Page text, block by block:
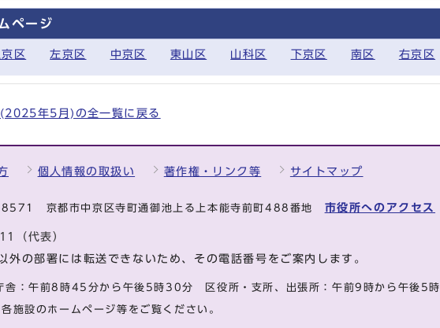
ページ
京区 左京区 中京区 東山区 山科区 下京区 南区 右京区
年5月)の全一覧に戻る
個人情報の取扱い 著作権・リンク等 サイトマップ
京都市中京区寺町通御池上る上本能寺前町488番地 市役所へのアクセス
（代表）
外の部署には転送できないため、その電話番号をご案内します。
舎：午前8時45分から午後5時30分 区役所・支所、出張所：午前9時から午後5時
施設のホームページ等をご覧ください。